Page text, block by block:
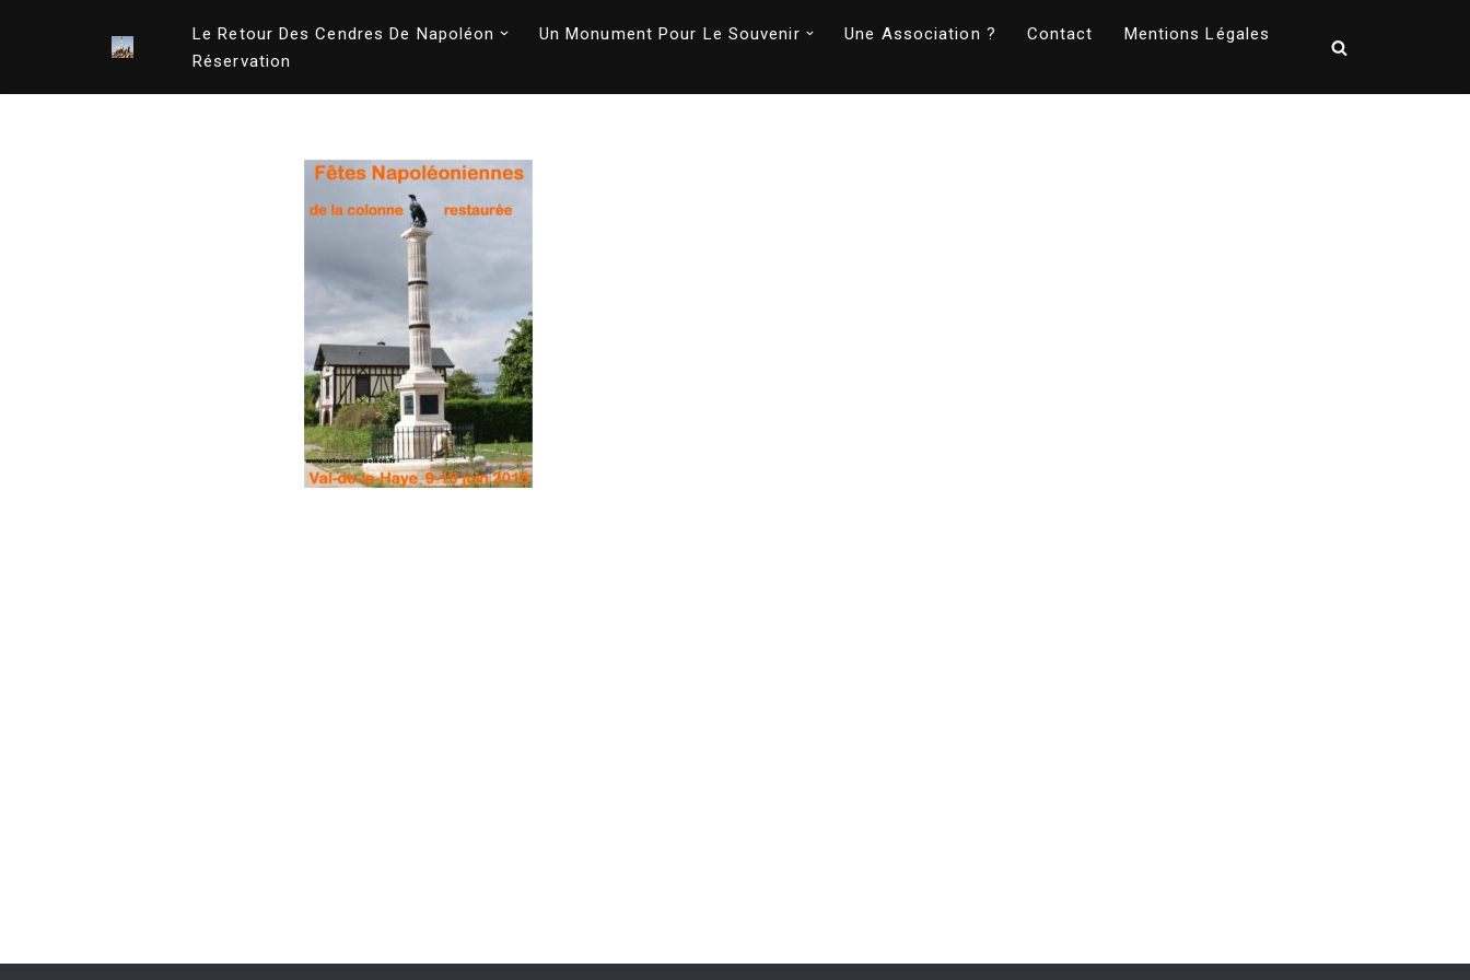
au
Le Retour Des Cendres De Napoléon Un Monument Pour Le Souvenir Une Association ? Contact
Mentions Légales
Réservation